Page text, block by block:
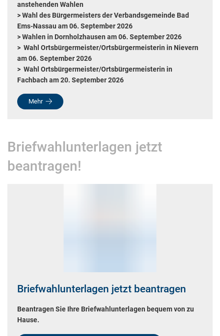
anstehenden Wahlen
> Wahl des Bürgermeisters der Verbandsgemeinde Bad
Ems-Nassau am 06. September 2026
> Wahlen in Dornholzhausen am 06. September 2026
> Wahl Ortsbürgermeister/Ortsbürgermeisterin in Nievern
am 06. September 2026
> Wahl Ortsbürgermeister/Ortsbürgermeisterin in
Fachbach am 20. September 2026
Mehr
Briefwahlunterlagen jetzt
beantragen!
Briefwahlunterlagen jetzt beantragen
Beantragen Sie Ihre Briefwahlunterlagen bequem von zu
Hause.